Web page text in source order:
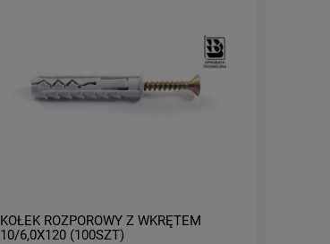
KOŁEK ROZPOROWY Z WKRĘTEM
10/6,0X120 (100SZT)